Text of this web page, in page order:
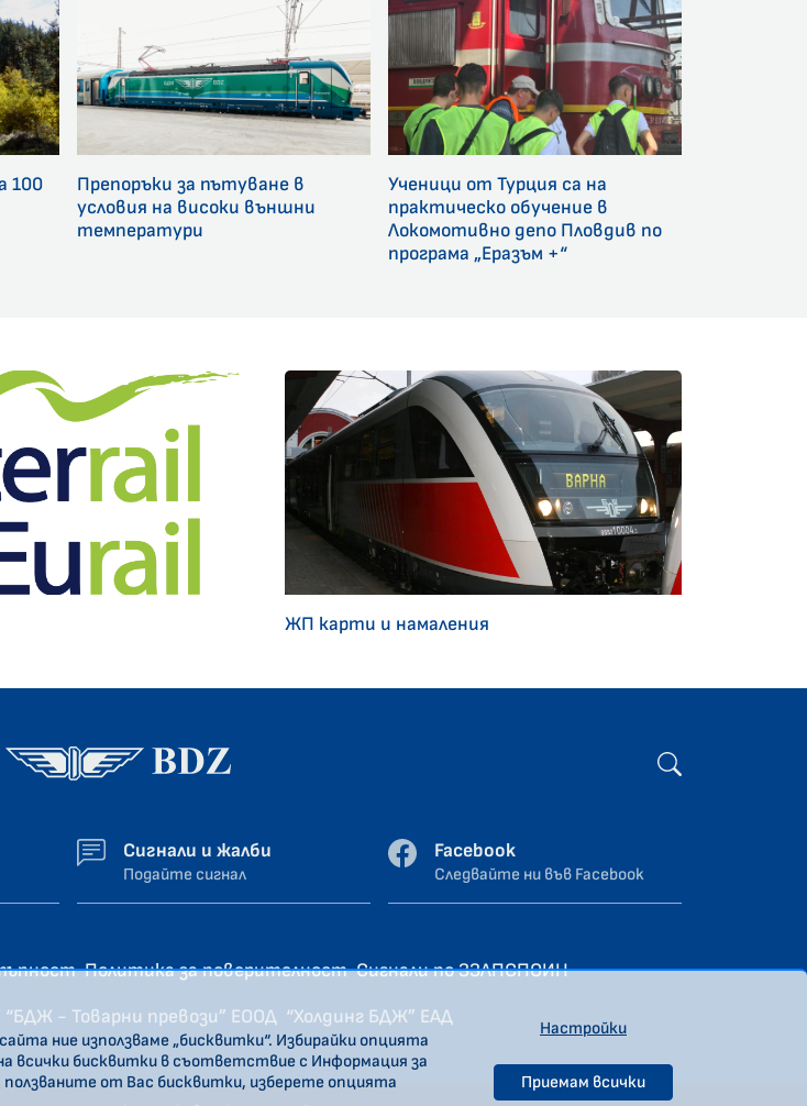
100
Препоръки за пътуване в
условия на високи външни
температури
Ученици от Турция са на
практическо обучение в
Локомотивно депо Пловдив по
програма „Еразъм +“
ЖП карти и намаления
Сигнали и жалби
Подайте сигнал
Facebook
Следвайте ни във Facebook
Политика за поверителност Сигнали по ЗЗЛПСПОИН
“БДЖ - Товарни превози” ЕООД “Холдинг БДЖ” ЕАД
ние използваме „бисквитки“. Избирайки опцията
всички бисквитки в съответствие с Информация за
ползваните от Вас бисквитки, изберете опцията
Настройки
Приемам всички